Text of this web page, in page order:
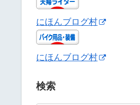
にほんブログ村
にほんブログ村
検索